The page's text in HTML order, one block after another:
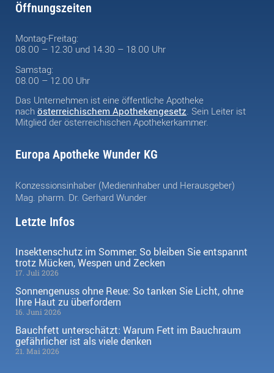
Öffnungszeiten
Montag-Freitag:
08.00 – 12.30 und 14.30 – 18.00 Uhr
Samstag:
08.00 – 12.00 Uhr
Das Unternehmen ist eine öffentliche Apotheke
nach österreichischem Apothekengesetz. Sein Leiter ist
Mitglied der österreichischen Apothekerkammer.
Europa Apotheke Wunder KG
Konzessionsinhaber (Medieninhaber und Herausgeber)
Mag. pharm. Dr. Gerhard Wunder
Letzte Infos
Insektenschutz im Sommer: So bleiben Sie entspannt
trotz Mücken, Wespen und Zecken
17. Juli 2026
Sonnengenuss ohne Reue: So tanken Sie Licht, ohne
Ihre Haut zu überfordern
16. Juni 2026
Bauchfett unterschätzt: Warum Fett im Bauchraum
gefährlicher ist als viele denken
21. Mai 2026